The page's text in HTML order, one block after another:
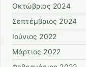
Οκτώβριος 2024
Σεπτέμβριος 2024
Ιούνιος 2022
Μάρτιος 2022